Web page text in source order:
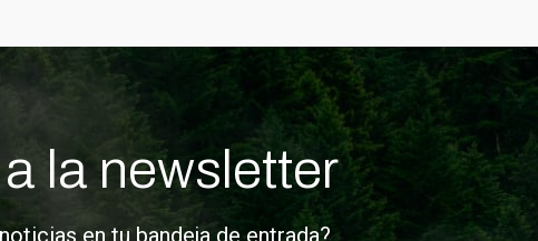
la newsletter
en tu bandeja de entrada?